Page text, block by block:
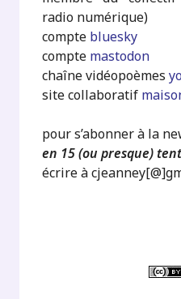
radio numérique)
compte bluesky
compte mastodon
chaîne vidéopoèmes
site collaboratif
pour s’abonner à la
en 15 (ou presque)
écrire à